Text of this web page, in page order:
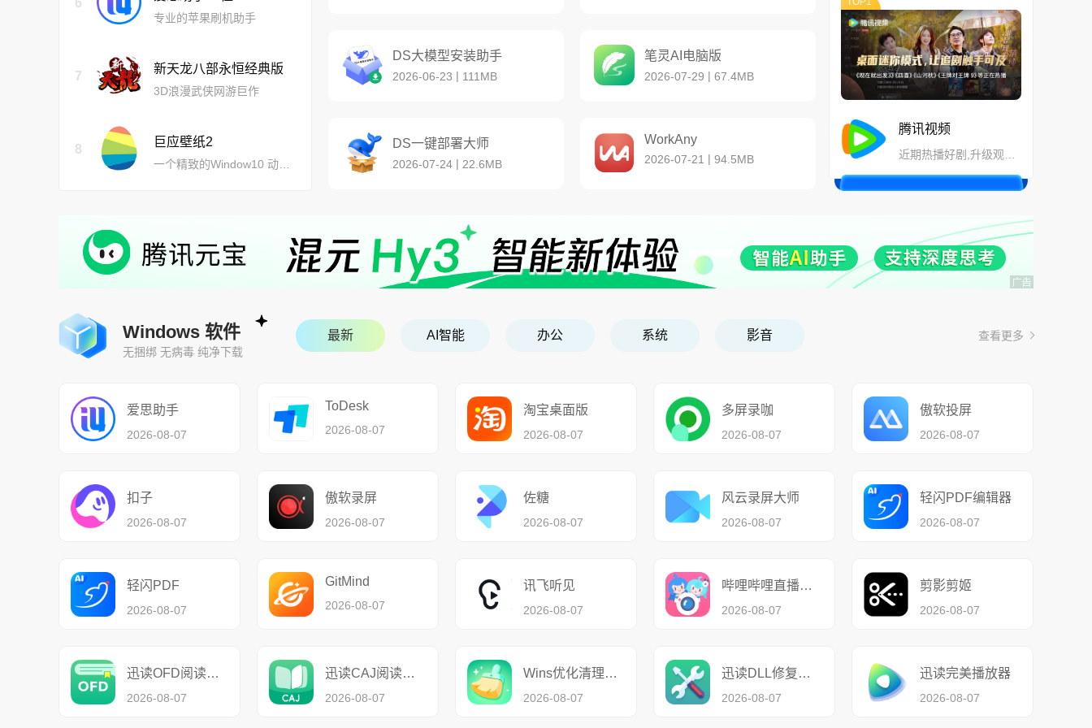
6
专业的苹果刷机助手
7
新天龙八部永恒经典版
3D浪漫武侠网游巨作
8
巨应壁纸2
DS大模型安装助手
2026-06-23 | 111MB
笔灵AI电脑版
2026-07-29 | 67.4MB
DS一键部署大师
2026-07-24 | 22.6MB
WorkAny
2026-07-21 | 94.5MB
腾讯视频
Windows 软件
无捆绑 无病毒 纯净下载
最新 AI智能 办公 系统 影音 查看更多
爱思助手
2026-08-07
ToDesk
2026-08-07
淘宝桌面版
2026-08-07
多屏录咖
2026-08-07
傲软投屏
2026-08-07
扣子
2026-08-07
傲软录屏
2026-08-07
佐糖
2026-08-07
风云录屏大师
2026-08-07
轻闪PDF编辑器
2026-08-07
轻闪PDF
2026-08-07
GitMind
2026-08-07
讯飞听见
2026-08-07
哔哩哔哩直播姬64位
2026-08-07
剪影剪姬
2026-08-07
迅读OFD阅读转换器
2026-08-07
迅读CAJ阅读转换器
2026-08-07
Wins优化清理大师
2026-08-07
迅读DLL修复工具
2026-08-07
迅读完美播放器
2026-08-07